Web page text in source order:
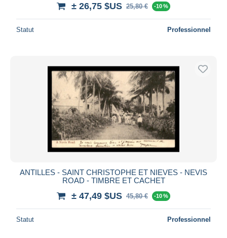
± 26,75 $US 25,80 € -10 %
Statut Professionnel
ANTILLES - SAINT CHRISTOPHE ET NIEVES - NEVIS
ROAD - TIMBRE ET CACHET
± 47,49 $US 45,80 € -10 %
Statut Professionnel